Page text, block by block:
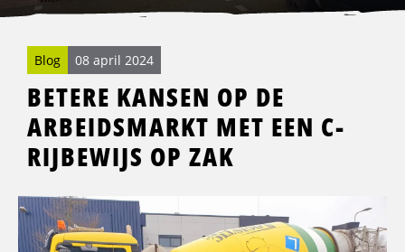
Blog 08 april 2024
BETERE KANSEN OP DE
ARBEIDSMARKT MET EEN C-
RIJBEWIJS OP ZAK